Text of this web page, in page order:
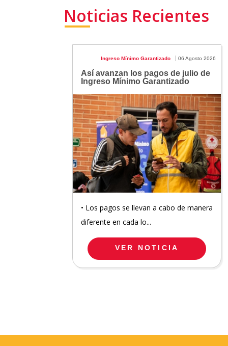
Noticias Recientes
Ingreso Mínimo Garantizado 06 Agosto 2026
Así avanzan los pagos de julio de
Ingreso Mínimo Garantizado
• Los pagos se llevan a cabo de manera
diferente en cada lo...
VER NOTICIA